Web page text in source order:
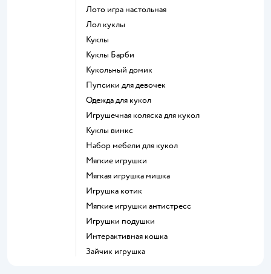
Лото игра настольная
Лол куклы
Куклы
Куклы Барби
Кукольный домик
Пупсики для девочек
Одежда для кукол
Игрушечная коляска для кукол
Куклы винкс
Набор мебели для кукол
Мягкие игрушки
Мягкая игрушка мишка
Игрушка котик
Мягкие игрушки антистресс
Игрушки подушки
Интерактивная кошка
Зайчик игрушка